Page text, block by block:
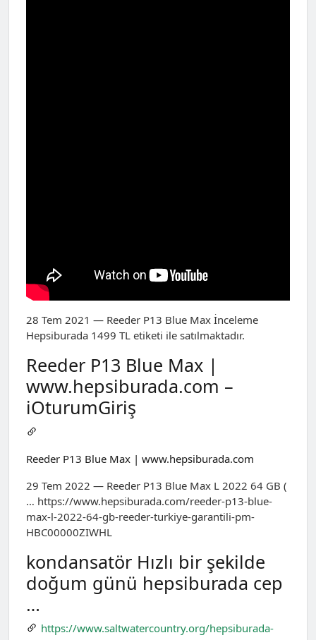
28 Tem 2021 — Reeder P13 Blue Max İnceleme
Hepsiburada 1499 TL etiketi ile satılmaktadır.
Reeder P13 Blue Max |
www.hepsiburada.com –
iOturumGiriş
Reeder P13 Blue Max | www.hepsiburada.com
29 Tem 2022 — Reeder P13 Blue Max L 2022 64 GB (
… https://www.hepsiburada.com/reeder-p13-blue-
max-l-2022-64-gb-reeder-turkiye-garantili-pm-
HBC00000ZIWHL
kondansatör Hızlı bir şekilde
doğum günü hepsiburada cep
…
https://www.saltwatercountry.org/hepsiburada-